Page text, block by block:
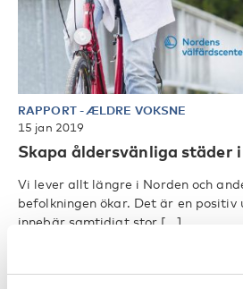
RAPPORT-ÆLDRE VOKSNE
15 jan 2019
Skapa åldersvänliga städer
Vi lever allt längre i Norden och
befolkningen ökar. Det är en positiv
innebär samtidigt stor [...]